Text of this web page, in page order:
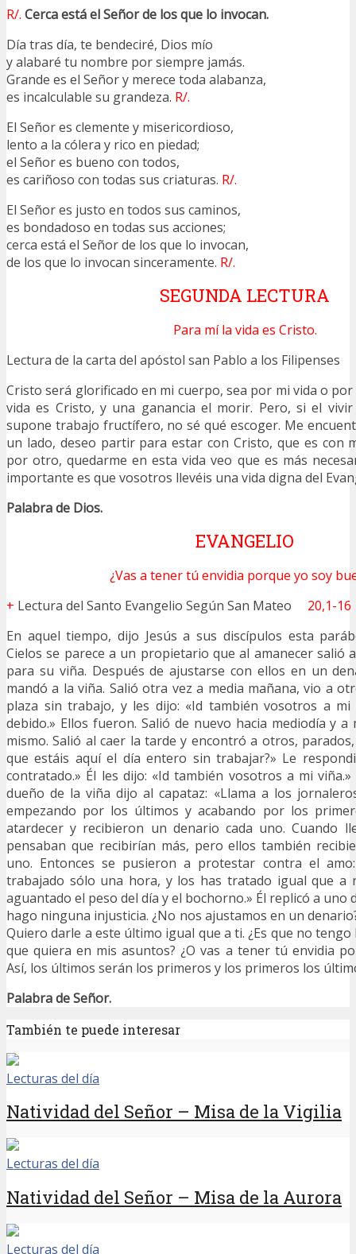
R/. Cerca está el Señor de los que lo invocan.
Día tras día, te bendeciré, Dios mío
y alabaré tu nombre por siempre jamás.
Grande es el Señor y merece toda alabanza,
es incalculable su grandeza. R/.
El Señor es clemente y misericordioso,
lento a la cólera y rico en piedad;
el Señor es bueno con todos,
es cariñoso con todas sus criaturas. R/.
El Señor es justo en todos sus caminos,
es bondadoso en todas sus acciones;
cerca está el Señor de los que lo invocan,
de los que lo invocan sinceramente. R/.
SEGUNDA LECTURA
Para mí la vida es Cristo.
Lectura de la carta del apóstol san Pablo a los Filipenses
Cristo será glorificado en mi cuerpo, sea por mi vida o
vida es Cristo, y una ganancia el morir. Pero, si el
supone trabajo fructífero, no sé qué escoger. Me
un lado, deseo partir para estar con Cristo, que es con
por otro, quedarme en esta vida veo que es más
importante es que vosotros llevéis una vida digna del
Palabra de Dios.
EVANGELIO
¿Vas a tener tú envidia porque yo soy
+ Lectura del Santo Evangelio Según San Mateo 20,1-16
En aquel tiempo, dijo Jesús a sus discípulos esta
Cielos se parece a un propietario que al amanecer salió
para su viña. Después de ajustarse con ellos en un
mandó a la viña. Salió otra vez a media mañana, vio a
plaza sin trabajo, y les dijo: «Id también vosotros a
debido.» Ellos fueron. Salió de nuevo hacia mediodía y
mismo. Salió al caer la tarde y encontró a otros,
que estáis aquí el día entero sin trabajar?» Le
contratado.» Él les dijo: «Id también vosotros a mi
dueño de la viña dijo al capataz: «Llama a los
empezando por los últimos y acabando por los
atardecer y recibieron un denario cada uno. Cuando
pensaban que recibirían más, pero ellos también
uno. Entonces se pusieron a protestar contra el
trabajado sólo una hora, y los has tratado igual que a
aguantado el peso del día y el bochorno.» Él replicó a uno
hago ninguna injusticia. ¿No nos ajustamos en un
Quiero darle a este último igual que a ti. ¿Es que no
que quiera en mis asuntos? ¿O vas a tener tú envidia
Así, los últimos serán los primeros y los primeros los
Palabra de Señor.
También te puede interesar
Lecturas del día
Natividad del Señor – Misa de la Vigilia
Lecturas del día
Natividad del Señor – Misa de la Aurora
Lecturas del día